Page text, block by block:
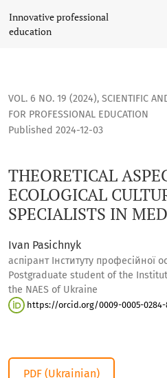
THEORETICAL ASPECTS OF
Innovative professional
education
VOL. 6 NO. 19 (2024), SCIENTIFIC
FOR PROFESSIONAL EDUCATION
THEORETICAL
ECOLOGICAL
SPECIALISTS IN
Published 2024-12-03
Ivan Pasichnyk
аспірант Інституту професійної
Postgraduate student of the
the NAES of Ukraine
https://orcid.org/0009-0005-
PDF (Ukrainian)